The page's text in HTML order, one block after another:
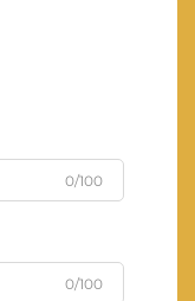
0/100
0/100